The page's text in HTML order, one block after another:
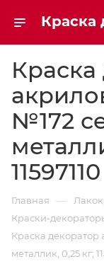
Краска
№172
11597110
Главная —
Краски-
Краска декоратор
металлик, 0,25 кг;